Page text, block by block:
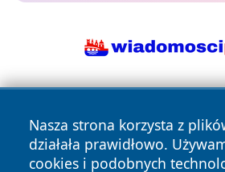
Nasza strona korzysta z
działała prawidłowo.
cookies i podobnych